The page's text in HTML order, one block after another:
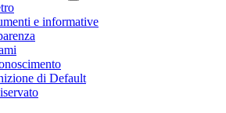
e informative
di Default